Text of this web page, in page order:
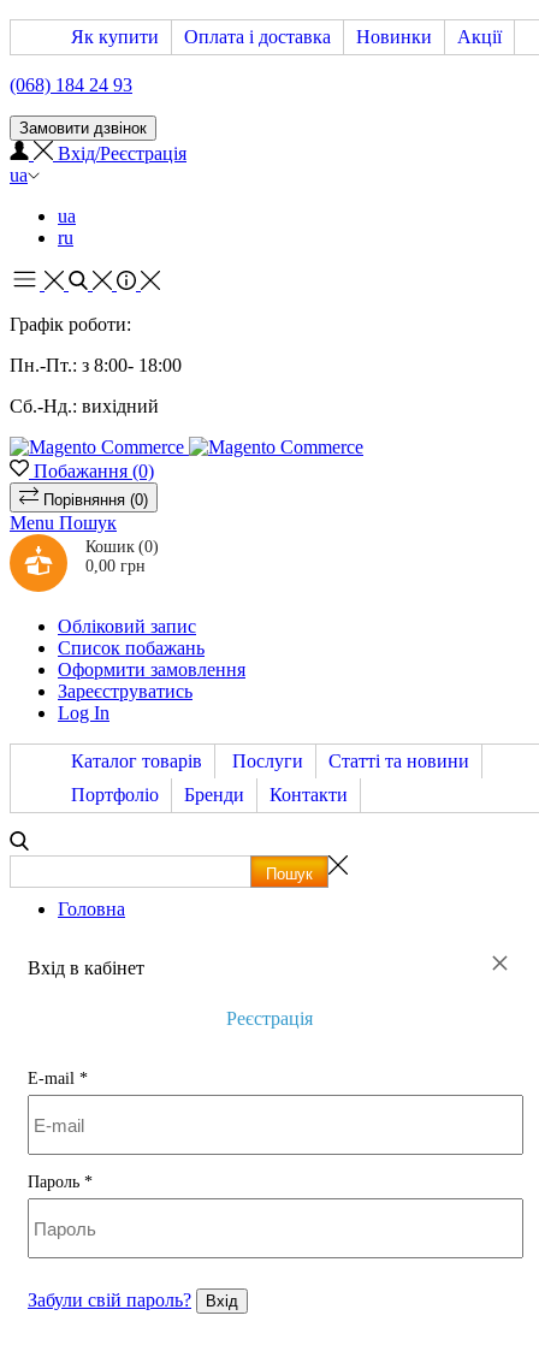
Як купити Оплата і доставка Новинки Акції
(068) 184 24 93
Замовити дзвінок
Вхід/Реєстрація
ua
ua
ru
Графік роботи:
Пн.-Пт.: з 8:00- 18:00
Сб.-Нд.: вихідний
Побажання (0)
Порівняння (0)
Menu Пошук
Кошик (0)
0,00 грн
Обліковий запис
Список побажань
Оформити замовлення
Зареєструватись
Log In
Каталог товарів Послуги
Статті та новини
Портфоліо
Бренди Контакти
Головна
×
Вхід в кабінет
Реєстрація
E-mail *
Пароль *
Забули свій пароль? Вхід